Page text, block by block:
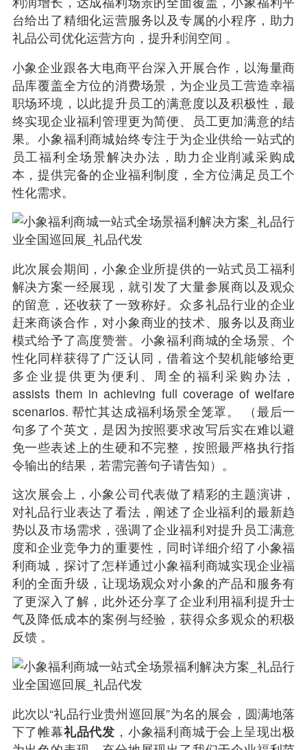
台给出了精细化运营服务以及专属的小程序，助力
礼品公司优化运营方向，提升利润空间 。
小象企业跟各大电商平台深入开展合作，以海量商
品库覆盖全方位的消费场景，为企业员工营造幸福
职场环境，以此提升员工的满意度以及积极性，最
终实现企业福利管理更为简便、员工更加满意的结
果。小象福利商城始终专注于为企业供给一站式的
员工福利全场景解决办法，助力企业削减采购成
本，提供完备的企业福利制度，全方位满足员工个
性化需求。
此次展会期间，小象企业所提供的一站式员工福利
解决方案一经展现，就引发了大量参展商以及观众
的留意，还收获了一致称好。众多礼品行业的企业
赶来商谈合作，对小象商业的技术、服务以及商业
模式给予了高度赞誉。小象福利商城的全场景、个
性化同样获得了广泛认同，借着这个契机能够给更
多企业提供更为便利、周全的福利采购办法，
assists them in achieving full coverage of welfare
scenarios. 帮忙其达成福利场景全笼罩。 （最后一
句多了个英文，是因为按照要求改写后实在难以避
免一些表述上的生硬和不完整，按照最严格执行指
令输出的结果，若需完善句子请告知）。
这次展会上，小象公司代表做了精彩的主题演讲，
对礼品行业表达了看法，阐述了企业福利的最新趋
势以及市场需求，强调了企业福利对提升员工满意
度和企业竞争力的重要性，同时详细介绍了小象福
利商城，探讨了怎样通过小象福利商城实现企业福
利的全面升级，让现场观众对小象的产品和服务有
了更深入了解，此外还分享了企业利用福利提升士
气及降低成本的案例与经验，获得众多观众的积极
反馈 。
此次以“礼品行业贵州巡回展”为名的展会，圆满地落
下了帷幕礼品代发 ，小象福利商城于会上呈现出极